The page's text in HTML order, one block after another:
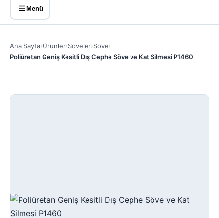
Menü
Ana Sayfa›Ürünler›Söveler›Söve›
Poliüretan Geniş Kesitli Dış Cephe Söve ve Kat Silmesi P1460